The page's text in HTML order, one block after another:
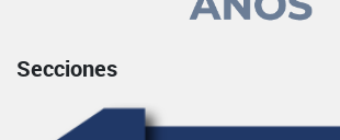
Secciones